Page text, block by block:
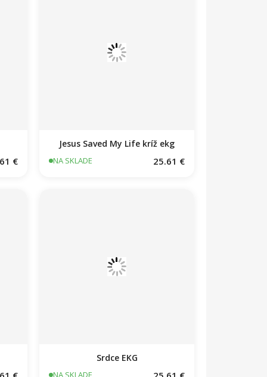
€
Jesus Saved My Life kríž ekg
NA SKLADE 25.61 €
Srdce EKG
NA SKLADE